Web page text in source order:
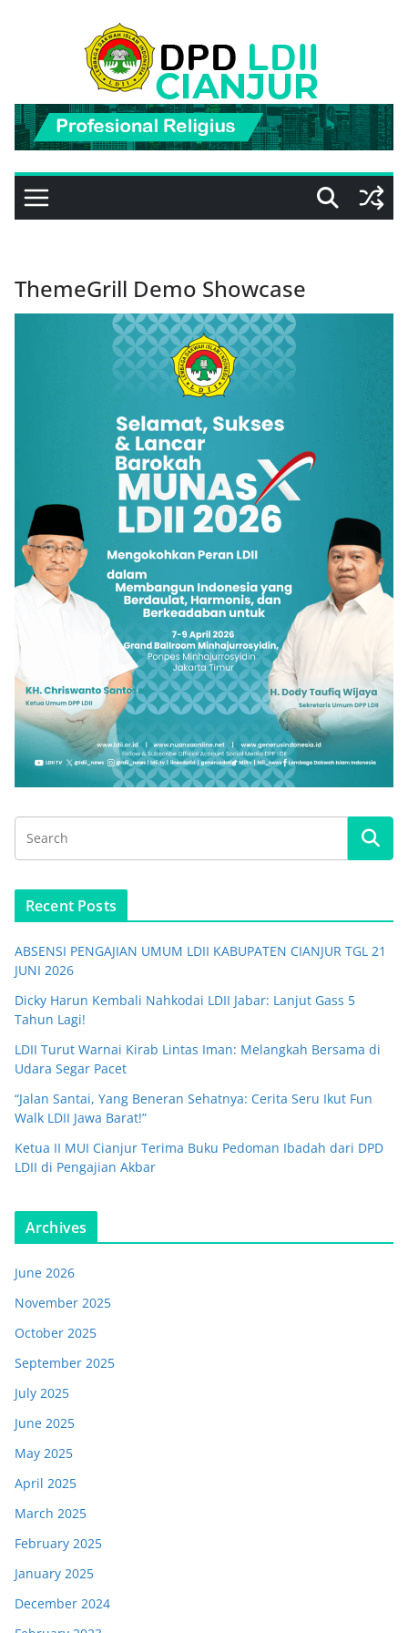
ThemeGrill Demo Showcase
Recent Posts
ABSENSI PENGAJIAN UMUM LDII KABUPATEN CIANJUR TGL 21
JUNI 2026
Dicky Harun Kembali Nahkodai LDII Jabar: Lanjut Gass 5
Tahun Lagi!
LDII Turut Warnai Kirab Lintas Iman: Melangkah Bersama di
Udara Segar Pacet
“Jalan Santai, Yang Beneran Sehatnya: Cerita Seru Ikut Fun
Walk LDII Jawa Barat!”
Ketua II MUI Cianjur Terima Buku Pedoman Ibadah dari DPD
LDII di Pengajian Akbar
Archives
June 2026
November 2025
October 2025
September 2025
July 2025
June 2025
May 2025
April 2025
March 2025
February 2025
January 2025
December 2024